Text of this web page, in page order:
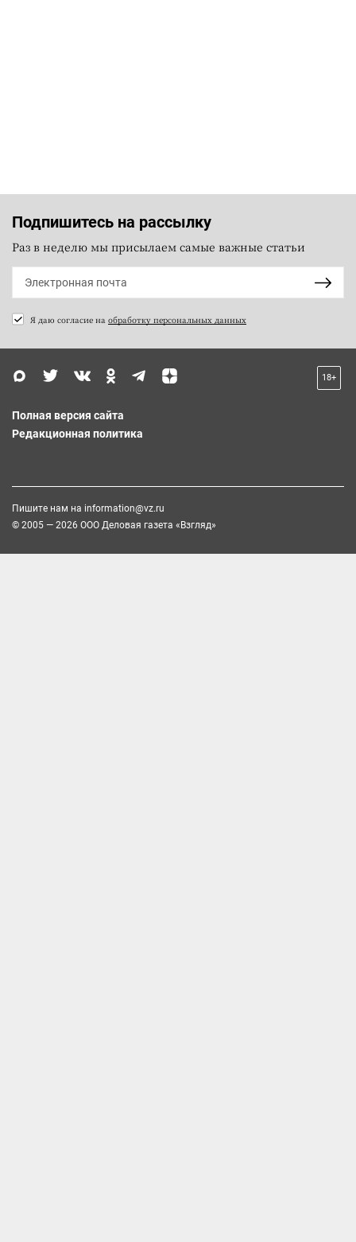
Подпишитесь на рассылку
Раз в неделю мы присылаем самые важные статьи
Я даю согласие на обработку персональных данных
18+
Полная версия сайта
Редакционная политика
Пишите нам на information@vz.ru
© 2005 — 2026 ООО Деловая газета «Взгляд»